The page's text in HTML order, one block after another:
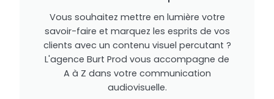
Vous souhaitez mettre en lumière votre
savoir-faire et marquez les esprits de vos
clients avec un contenu visuel percutant ?
L'agence Burt Prod vous accompagne de
A à Z dans votre communication
audiovisuelle.